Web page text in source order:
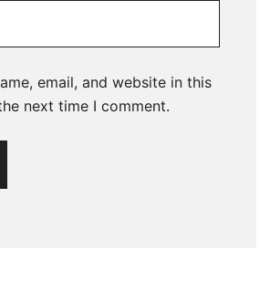
email, and website in this
next time I comment.